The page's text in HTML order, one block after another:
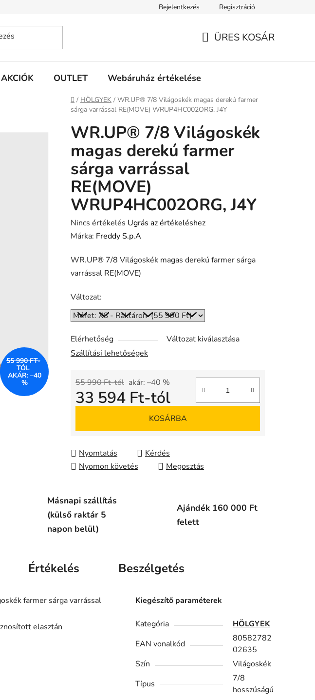
Fizetési feltételek Kereskedőknek
Bejelentkezés Regisztráció
ÜRES KOSÁR
AKCIÓK OUTLET Webáruház értékelése
Kezdőlap
/ HÖLGYEK / WR.UP® 7/8 Világoskék magas derekú farmer
sárga varrással RE(MOVE) WRUP4HC002ORG, J4Y
WR.UP® 7/8 Világoskék
magas derekú farmer
sárga varrással
RE(MOVE)
WRUP4HC002ORG, J4Y
A
termék
értékelése
5-
0,0
csillag.
Nincs értékelés Ugrás az értékeléshez
Márka: Freddy S.p.A
WR.UP® 7/8 Világoskék magas derekú farmer sárga
varrással RE(MOVE)
Változat:
Elérhetőség
Változat kiválasztása
Szállítási lehetőségek
55 990 Ft-tól akár: –40 %
33 594 Ft-tól
KOSÁRBA
Nyomtatás
Kérdés
Nyomon követés
Megosztás
55 990 FT-
TÓL
AKÁR: –40
%
Másnapi szállítás
(külső raktár 5
napon belül)
Ajándék 160 000 Ft
felett
Értékelés Beszélgetés
farmer sárga varrással
elasztán
Kiegészítő paraméterek
Kategória
HÖLGYEK
EAN vonalkód
80582782
02635
Szín
Világoskék
Típus
7/8
hosszúságú